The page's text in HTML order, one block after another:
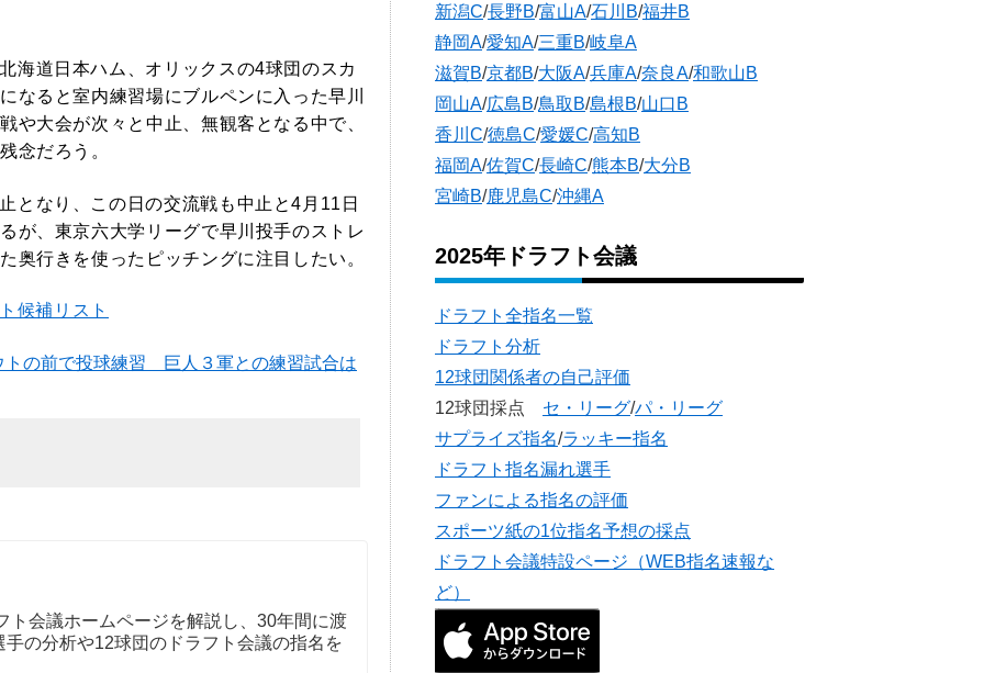
海道日本ハム、オリックスの4球団のスカ
なると室内練習場にブルペンに入った早川
や大会が次々と中止、無観客となる中で、
念だろう。
となり、この日の交流戦も中止と4月11日
が、東京六大学リーグで早川投手のストレ
奥行きを使ったピッチングに注目したい。
候補リスト
トの前で投球練習 巨人３軍との練習試合は
会議ホームページを解説し、30年間に渡
の分析や12球団のドラフト会議の指名を
新潟C/長野B/富山A/石川B/福井B
静岡A/愛知A/三重B/岐阜A
滋賀B/京都B/大阪A/兵庫A/奈良A/和歌山B
岡山A/広島B/鳥取B/島根B/山口B
香川C/徳島C/愛媛C/高知B
福岡A/佐賀C/長崎C/熊本B/大分B
宮崎B/鹿児島C/沖縄A
2025年ドラフト会議
ドラフト全指名一覧
ドラフト分析
12球団関係者の自己評価
12球団採点 セ・リーグ/パ・リーグ
サプライズ指名/ラッキー指名
ドラフト指名漏れ選手
ファンによる指名の評価
スポーツ紙の1位指名予想の採点
ドラフト会議特設ページ（WEB指名速報な
ど）